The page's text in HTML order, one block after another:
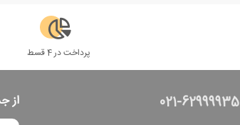
پرداخت در 4 قسط
021-62999935 از